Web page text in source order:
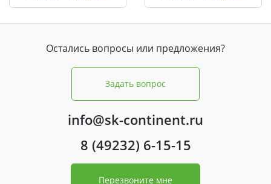
Остались вопросы или предложения?
Задать вопрос
info@sk-continent.ru
8 (49232) 6-15-15
Перезвоните мне